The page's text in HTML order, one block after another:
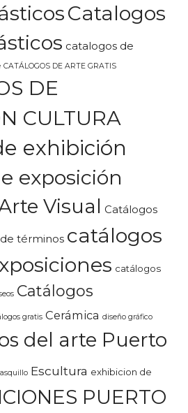
Catalogos
catalogos de
CATÁLOGOS DE ARTE GRATIS
DE
CULTURA
exhibición
exposición
Visual Catálogos
términos catálogos
catálogos
Catálogos
gratis Cerámica diseño gráfico
del arte Puerto
Escultura exhibicion de
PUERTO